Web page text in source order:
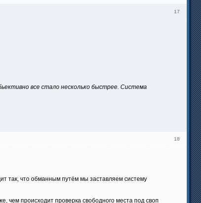
17
все стало несколько быстрее. Система
18
так, что обманным путём мы заставляем систему
чем происходит проверка свободного места под своп